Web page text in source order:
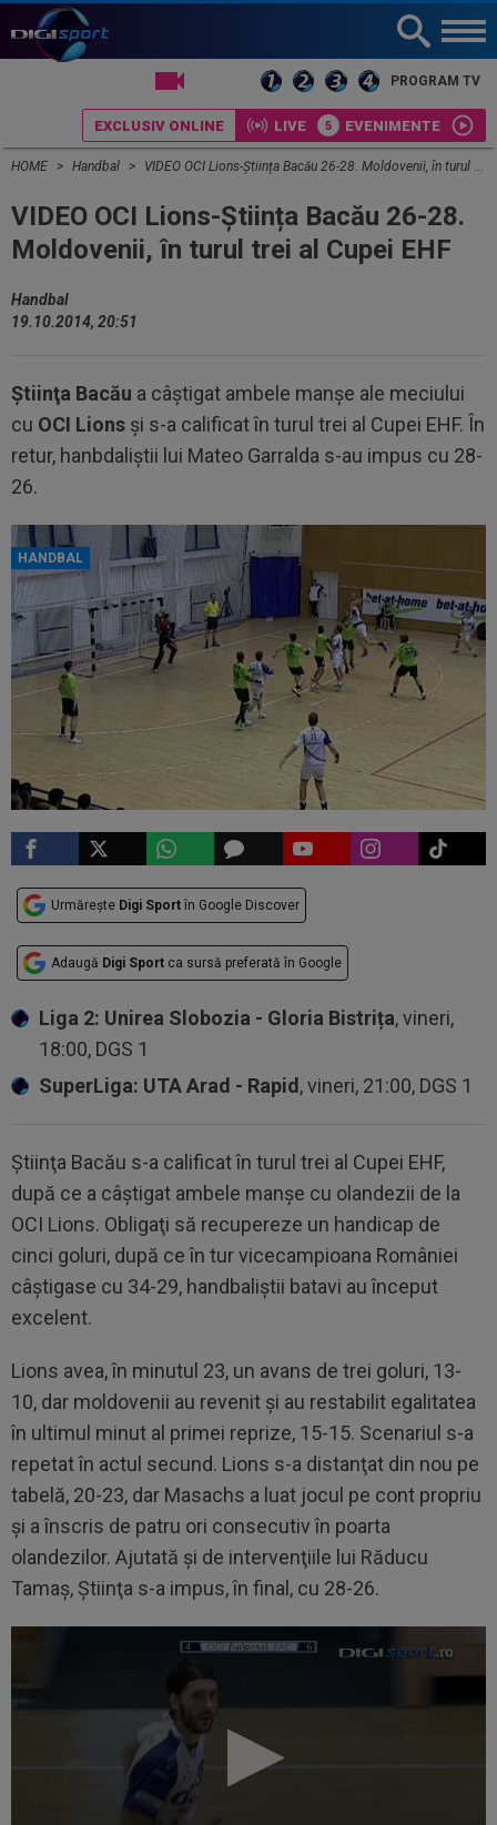
PROGRAM TV
EXCLUSIV ONLINE LIVE EVENIMENTE
HOME Handbal VIDEO OCI Lions-Știința Bacău 26-28. Moldovenii, în turul trei al Cupei EHF
VIDEO OCI Lions-Știința Bacău 26-28.
Moldovenii, în turul trei al Cupei EHF
Handbal
19.10.2014, 20:51
Ştiinţa Bacău a câştigat ambele manşe ale meciului
cu OCI Lions şi s-a calificat în turul trei al Cupei EHF. În
retur, hanbdaliştii lui Mateo Garralda s-au impus cu 28-
26.
HANDBAL
Urmărește Digi Sport în Google Discover
Adaugă Digi Sport ca sursă preferată în Google
Liga 2: Unirea Slobozia - Gloria Bistrița, vineri,
18:00, DGS 1
SuperLiga: UTA Arad - Rapid, vineri, 21:00, DGS 1
Ştiinţa Bacău s-a calificat în turul trei al Cupei EHF,
după ce a câştigat ambele manşe cu olandezii de la
OCI Lions. Obligaţi să recupereze un handicap de
cinci goluri, după ce în tur vicecampioana României
câştigase cu 34-29, handbaliştii batavi au început
excelent.
Lions avea, în minutul 23, un avans de trei goluri, 13-
10, dar moldovenii au revenit şi au restabilit egalitatea
în ultimul minut al primei reprize, 15-15. Scenariul s-a
repetat în actul secund. Lions s-a distanţat din nou pe
tabelă, 20-23, dar Masachs a luat jocul pe cont propriu
şi a înscris de patru ori consecutiv în poarta
olandezilor. Ajutată şi de intervenţiile lui Răducu
Tamaş, Ştiinţa s-a impus, în final, cu 28-26.